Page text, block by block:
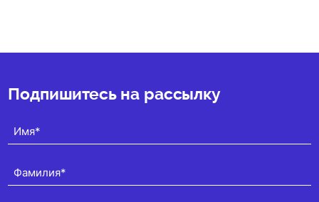
Подпишитесь на рассылку